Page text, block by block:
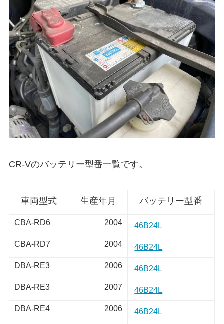
CR-Vのバッテリー型番一覧です。
車両型式 生産年月 バッテリー型番
CBA-RD6 2004 46B24L
CBA-RD7 2004 46B24L
DBA-RE3 2006 46B24L
DBA-RE3 2007 46B24L
DBA-RE4 2006 46B24L